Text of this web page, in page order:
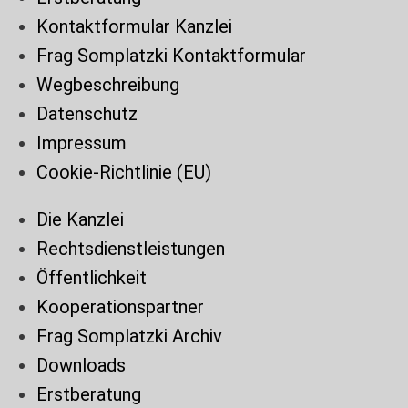
Kontaktformular Kanzlei
Frag Somplatzki Kontaktformular
Wegbeschreibung
Datenschutz
Impressum
Cookie-Richtlinie (EU)
Die Kanzlei
Rechtsdienstleistungen
Öffentlichkeit
Kooperationspartner
Frag Somplatzki Archiv
Downloads
Erstberatung